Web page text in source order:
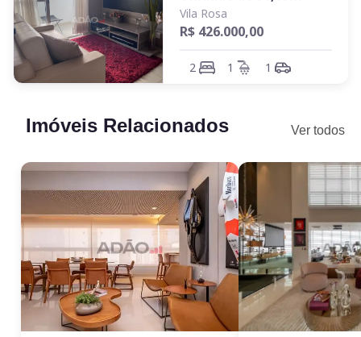
de sofisticação sem perder a facilidade na limpeza.
Ao final do dia, que tal apreciar um jantar na intimista sala de
jantar ou então descansar na aconchegante suíte? E para
melhor segurança, este apartamento conta com interfone,
Rosa está à sua espera, pronta para acolher seus sonhos e
projetos de vida! Venha conhecer este imóvel e encante-se
com o que ele tem a oferecer. Esta é a sua chance de viver
com todo o conforto que você merece, cercado por todo o
aconchego e praticidade que este apartamento tem a
oferecer. Venha e faça dele o cenário da sua nova história.''
Vila Rosa
R$ 426.000,00
2 1 1
Imóveis Relacionados Ver todos